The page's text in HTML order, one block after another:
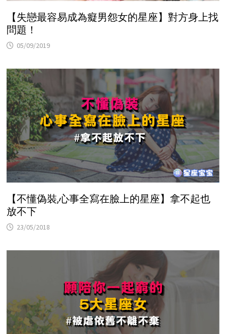
【失戀最容易成為癡男怨女的星座】對方身上找
問題！
05/09/2019
【不懂偽裝,心事全寫在臉上的星座】拿不起也
放不下
23/05/2018